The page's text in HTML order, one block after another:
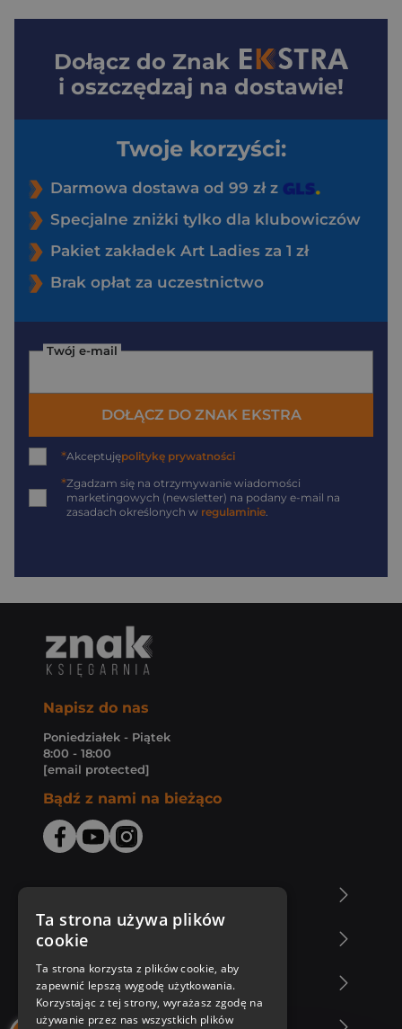
Dołącz do Znak
i oszczędzaj na dostawie!
Twoje korzyści:
Darmowa dostawa od 99 zł z
Specjalne zniżki tylko dla klubowiczów
Pakiet zakładek Art Ladies za 1 zł
Brak opłat za uczestnictwo
Twój e-mail
DOŁĄCZ DO ZNAK EKSTRA
*Akceptujępolitykę prywatności
*Zgadzam się na otrzymywanie wiadomości
marketingowych (newsletter) na podany e-mail na
zasadach określonych w regulaminie.
Napisz do nas
Poniedziałek - Piątek
8:00 - 18:00
[email protected]
Bądź z nami na bieżąco
Zakupy u nas
Nasza oferta
Ta strona używa plików
cookie
Ta strona korzysta z plików cookie, aby
zapewnić lepszą wygodę użytkowania.
Korzystając z tej strony, wyrażasz zgodę na
używanie przez nas wszystkich plików